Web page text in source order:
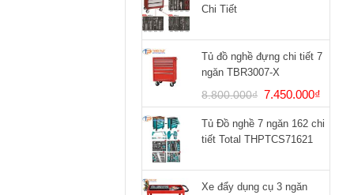
Chi Tiết
Tủ đồ nghề đựng chi tiết 7
ngăn TBR3007-X
8.800.000₫ Giá
gốc
là:
8.800.000₫.
7.450.000₫
hiện
tại
Tủ Đồ nghề 7 ngăn 162 chi
tiết Total THPTCS71621
Xe đẩy dụng cụ 3 ngăn